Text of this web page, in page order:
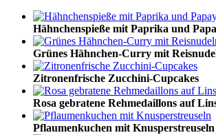
Hähnchenspieße mit Paprika und
Grünes Hähnchen-Curry mit
Zitronenfrische Zucchini-Cupcakes
Rosa gebratene Rehmedaillons auf
Pflaumenkuchen mit Knusperstreuseln